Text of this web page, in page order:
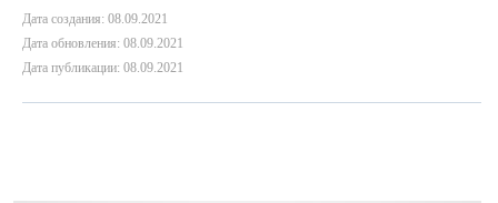
Дата создания: 08.09.2021
Дата обновления: 08.09.2021
Дата публикации: 08.09.2021